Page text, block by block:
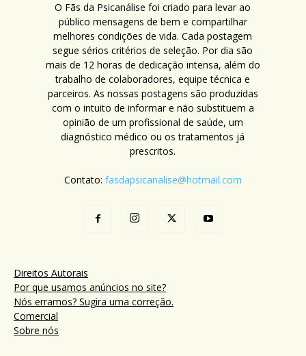
O Fãs da Psicanálise foi criado para levar ao
público mensagens de bem e compartilhar
melhores condições de vida. Cada postagem
segue sérios critérios de seleção. Por dia são
mais de 12 horas de dedicação intensa, além do
trabalho de colaboradores, equipe técnica e
parceiros. As nossas postagens são produzidas
com o intuito de informar e não substituem a
opinião de um profissional de saúde, um
diagnóstico médico ou os tratamentos já
prescritos.
Contato: fasdapsicanalise@hotmail.com
Direitos Autorais
Por que usamos anúncios no site?
Nós erramos? Sugira uma correção.
Comercial
Sobre nós